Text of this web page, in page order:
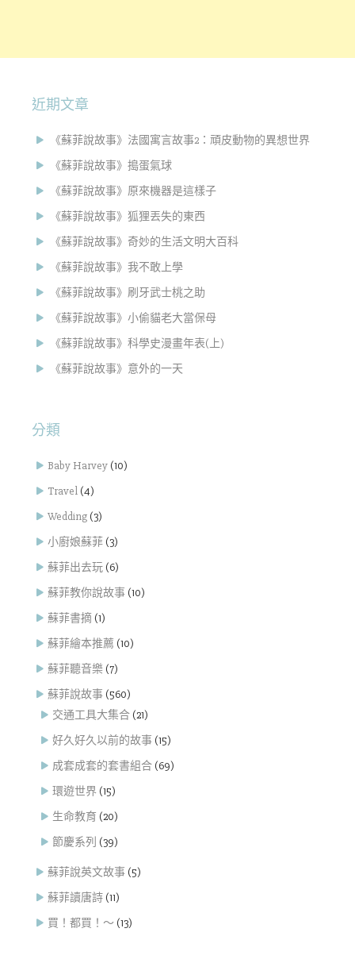
近期文章
《蘇菲說故事》法國寓言故事2：頑皮動物的異想世界
《蘇菲說故事》搗蛋氣球
《蘇菲說故事》原來機器是這樣子
《蘇菲說故事》狐狸丟失的東西
《蘇菲說故事》奇妙的生活文明大百科
《蘇菲說故事》我不敢上學
《蘇菲說故事》刷牙武士桃之助
《蘇菲說故事》小偷貓老大當保母
《蘇菲說故事》科學史漫畫年表(上)
《蘇菲說故事》意外的一天
分類
Baby Harvey (10)
Travel (4)
Wedding (3)
小廚娘蘇菲 (3)
蘇菲出去玩 (6)
蘇菲教你說故事 (10)
蘇菲書摘 (1)
蘇菲繪本推薦 (10)
蘇菲聽音樂 (7)
蘇菲說故事 (560)
交通工具大集合 (21)
好久好久以前的故事 (15)
成套成套的套書組合 (69)
環遊世界 (15)
生命教育 (20)
節慶系列 (39)
蘇菲說英文故事 (5)
蘇菲讀唐詩 (11)
買！都買！～ (13)